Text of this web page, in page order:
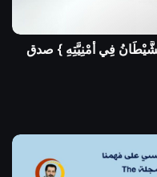
فِي أُمْنِيَّتِهِ } صدق